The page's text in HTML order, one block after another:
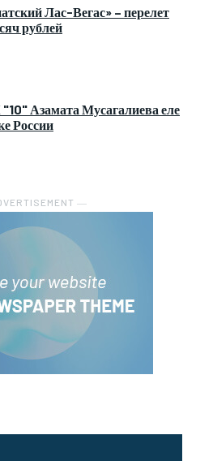
Лас-Вегас» – перелет
рублей
Азамата Мусагалиева еле
России
―